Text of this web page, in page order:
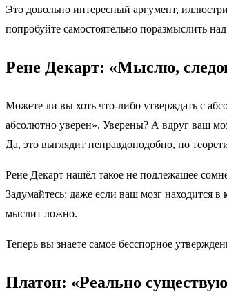
Это довольно интересный аргумент,
попробуйте самостоятельно поразмыслить
Рене Декарт: «Мыслю,
Можете ли вы хоть что-либо утверждать с
абсолютно уверен». Уверены? А вдруг ваш
Да, это выглядит неправдоподобно, но
Рене Декарт нашёл такое не подлежащее
Задумайтесь: даже если ваш мозг находится
мыслит ложно.
Теперь вы знаете самое бесспорное
Платон: «Реально